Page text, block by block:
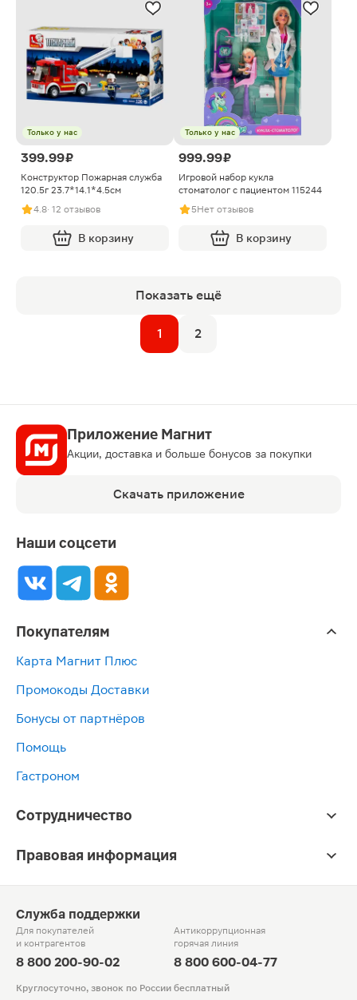
Только у нас
399.99 ₽
Конструктор Пожарная служба
120.5г 23.7*14.1*4.5см
4.8· 12 отзывов
В корзину
Только у нас
999.99 ₽
Игровой набор кукла
стоматолог с пациентом 115244
5Нет отзывов
В корзину
Показать ещё
1 2
Приложение Магнит
Акции, доставка и больше бонусов за покупки
Скачать приложение
Наши соцсети
Покупателям
Карта Магнит Плюс
Промокоды Доставки
Бонусы от партнёров
Помощь
Гастроном
Сотрудничество
Правовая информация
Служба поддержки
Для покупателей
и контрагентов
8 800 200-90-02
Антикоррупционная
горячая линия
8 800 600-04-77
Круглосуточно, звонок по России бесплатный